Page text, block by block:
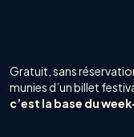
Gratuit, sans
munies d’un billet
c’est la base du